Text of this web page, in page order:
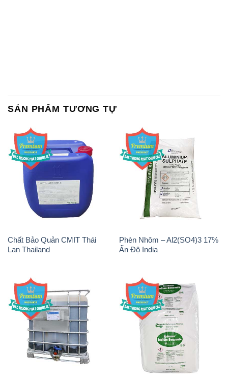
Chất Bảo Quản CMIT Thái
Lan Thailand
Phèn Nhôm – Al2(SO4)3 17%
Ấn Độ India
Chất tạo bọt Las P Tico Tank
IBC Bồn Việt Nam
Sodium Benzoate – Mốc Bột
Kalama Food Grade Mỹ Usa